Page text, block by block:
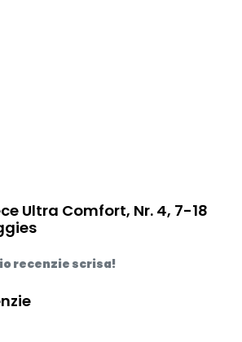
Ultra Comfort, Nr. 4, 7-18
recenzie scrisa!